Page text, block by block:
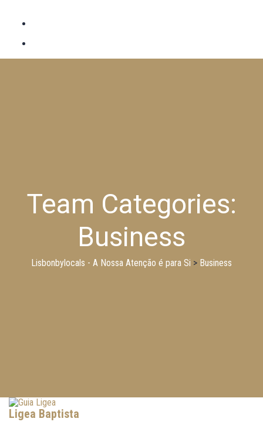
Team Categories:
Business
Lisbonbylocals - A Nossa Atenção é para Si > Business
Ligea Baptista